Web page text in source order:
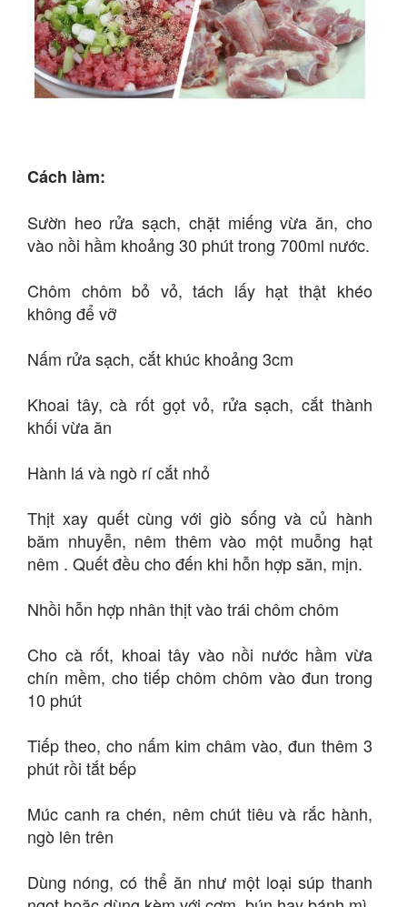
Cách làm:
Sườn heo rửa sạch, chặt miếng vừa ăn, cho
vào nồi hầm khoảng 30 phút trong 700ml nước.
Chôm chôm bỏ vỏ, tách lấy hạt thật khéo
không để vỡ
Nấm rửa sạch, cắt khúc khoảng 3cm
Khoai tây, cà rốt gọt vỏ, rửa sạch, cắt thành
khối vừa ăn
Hành lá và ngò rí cắt nhỏ
Thịt xay quết cùng với giò sống và củ hành
băm nhuyễn, nêm thêm vào một muỗng hạt
nêm . Quết đều cho đến khi hỗn hợp săn, mịn.
Nhồi hỗn hợp nhân thịt vào trái chôm chôm
Cho cà rốt, khoai tây vào nồi nước hầm vừa
chín mềm, cho tiếp chôm chôm vào đun trong
10 phút
Tiếp theo, cho nấm kim châm vào, đun thêm 3
phút rồi tắt bếp
Múc canh ra chén, nêm chút tiêu và rắc hành,
ngò lên trên
Dùng nóng, có thể ăn như một loại súp thanh